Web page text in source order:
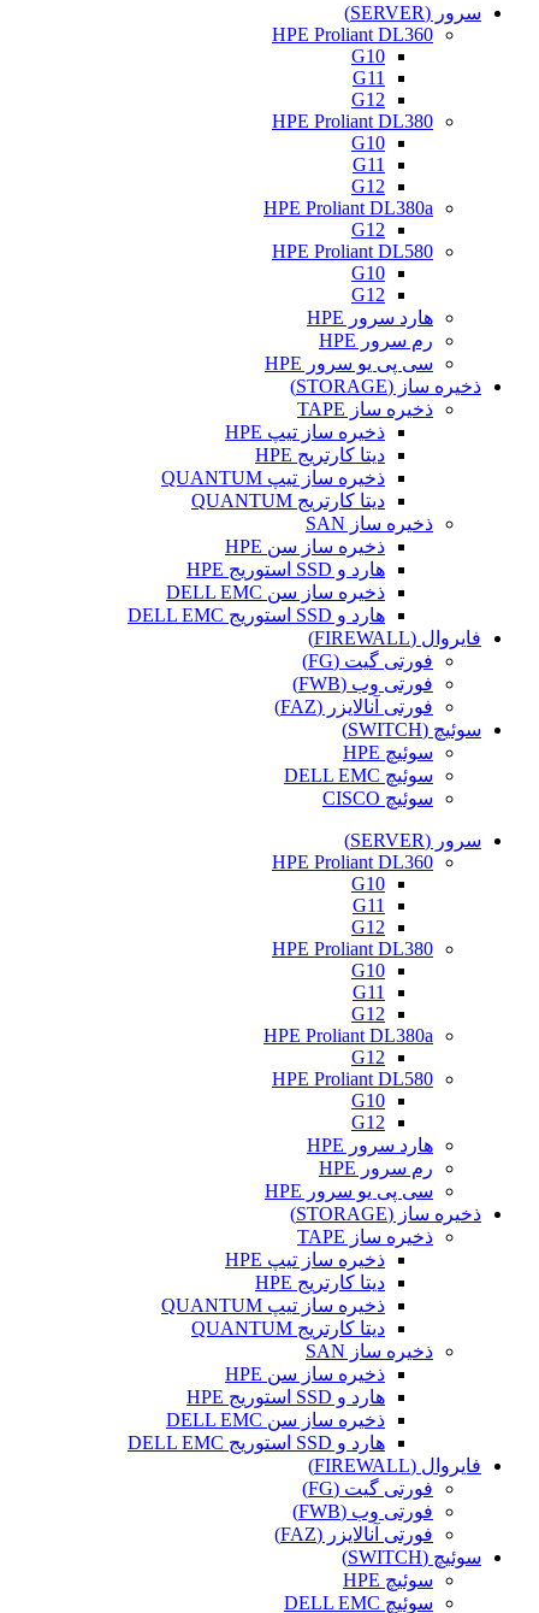
سرور (SERVER)
HPE Proliant DL360
G10
G11
G12
HPE Proliant DL380
G10
G11
G12
HPE Proliant DL380a
G12
HPE Proliant DL580
G10
G12
هارد سرور HPE
رم سرور HPE
سی پی یو سرور HPE
ذخیره ساز (STORAGE)
ذخیره ساز TAPE
ذخیره ساز تیپ HPE
دیتا کارتریج HPE
ذخیره ساز تیپ QUANTUM
دیتا کارتریج QUANTUM
ذخیره ساز SAN
ذخیره ساز سن HPE
هارد و SSD استوریج HPE
ذخیره ساز سن DELL EMC
هارد و SSD استوریج DELL EMC
فایروال (FIREWALL)
فورتی گیت (FG)
فورتی وب (FWB)
فورتی آنالایزر (FAZ)
سوئیچ (SWITCH)
سوئیچ HPE
سوئیچ DELL EMC
سوئیچ CISCO
سرور (SERVER)
HPE Proliant DL360
G10
G11
G12
HPE Proliant DL380
G10
G11
G12
HPE Proliant DL380a
G12
HPE Proliant DL580
G10
G12
هارد سرور HPE
رم سرور HPE
سی پی یو سرور HPE
ذخیره ساز (STORAGE)
ذخیره ساز TAPE
ذخیره ساز تیپ HPE
دیتا کارتریج HPE
ذخیره ساز تیپ QUANTUM
دیتا کارتریج QUANTUM
ذخیره ساز SAN
ذخیره ساز سن HPE
هارد و SSD استوریج HPE
ذخیره ساز سن DELL EMC
هارد و SSD استوریج DELL EMC
فایروال (FIREWALL)
فورتی گیت (FG)
فورتی وب (FWB)
فورتی آنالایزر (FAZ)
سوئیچ (SWITCH)
سوئیچ HPE
سوئیچ DELL EMC